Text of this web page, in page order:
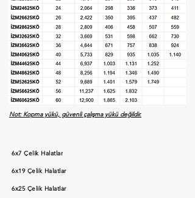
Not: Kopma yükü, güvenli çalışma yükü değildir.
6x7 Çelik Halatlar
6x19 Çelik Halatlar
6x25 Çelik Halatlar